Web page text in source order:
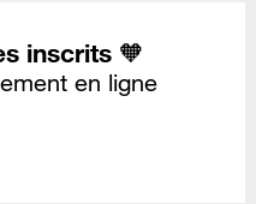
inscrits 🧡
en ligne